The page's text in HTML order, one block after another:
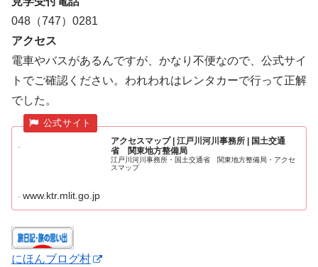
048（747）0281
アクセス
電車やバスがあるんですが、かなり不便なので、公式サイ
トでご確認ください。われわれはレンタカーで行って正解
でした。
アクセスマップ | 江戸川河川事務所 | 国土交通
省 関東地方整備局
江戸川河川事務所・国土交通省 関東地方整備局・アクセ
スマップ
www.ktr.mlit.go.jp
にほんブログ村